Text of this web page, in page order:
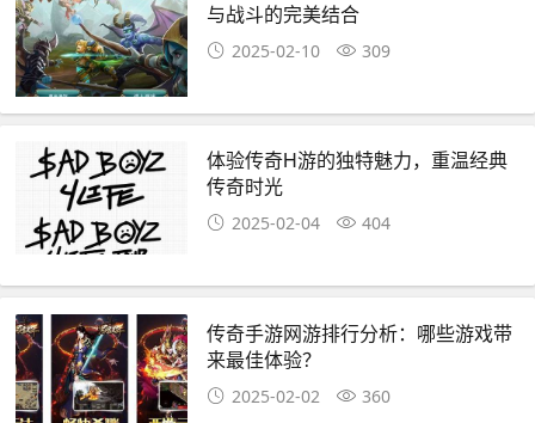
与战斗的完美结合
2025-02-10 309
体验传奇H游的独特魅力，重温经典
传奇时光
2025-02-04 404
传奇手游网游排行分析：哪些游戏带
来最佳体验？
2025-02-02 360